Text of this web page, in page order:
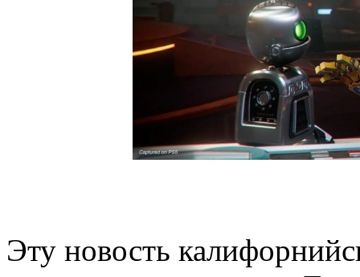
Эту новость